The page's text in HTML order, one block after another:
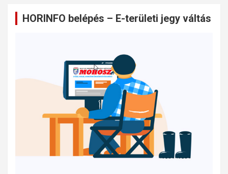
HORINFO belépés – E-területi jegy váltás